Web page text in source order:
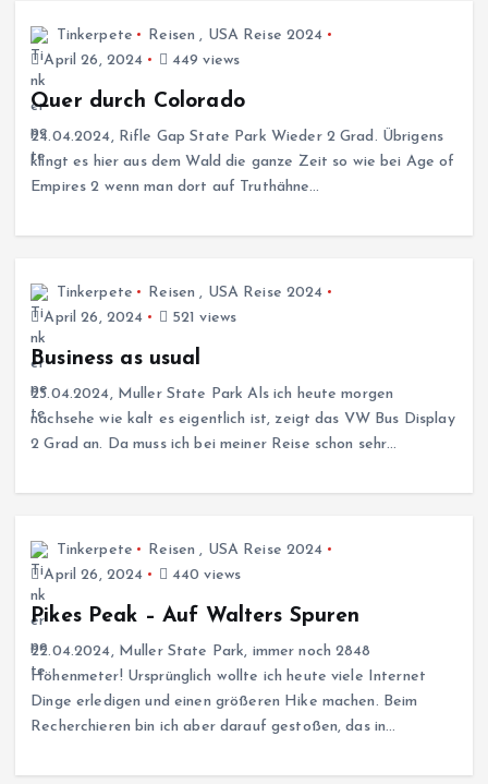
Tinkerpete Reisen , USA Reise 2024
April 26, 2024
449 views
Quer durch Colorado
24.04.2024, Rifle Gap State Park Wieder 2 Grad. Übrigens
klingt es hier aus dem Wald die ganze Zeit so wie bei Age of
Empires 2 wenn man dort auf Truthähne…
Tinkerpete Reisen , USA Reise 2024
April 26, 2024
521 views
Business as usual
23.04.2024, Muller State Park Als ich heute morgen
nachsehe wie kalt es eigentlich ist, zeigt das VW Bus Display
2 Grad an. Da muss ich bei meiner Reise schon sehr…
Tinkerpete Reisen , USA Reise 2024
April 26, 2024
440 views
Pikes Peak – Auf Walters Spuren
22.04.2024, Muller State Park, immer noch 2848
Höhenmeter! Ursprünglich wollte ich heute viele Internet
Dinge erledigen und einen größeren Hike machen. Beim
Recherchieren bin ich aber darauf gestoßen, das in…